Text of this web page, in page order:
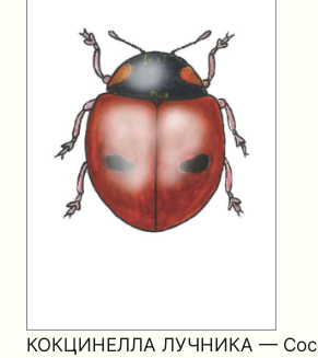
КОКЦИНЕЛЛА ЛУЧНИКА —